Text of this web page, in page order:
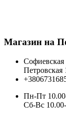
Магазин на
Петровская
Пн-Пт
Cб-Вс